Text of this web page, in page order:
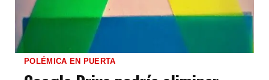
POLÉMICA EN PUERTA